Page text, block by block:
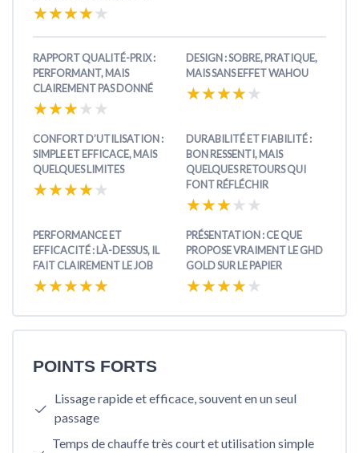
★★★★★
★★★★★
RAPPORT QUALITÉ-PRIX :
PERFORMANT, MAIS
CLAIREMENT PAS DONNÉ
★★★★★
★★★★★
DESIGN : SOBRE, PRATIQUE,
MAIS SANS EFFET WAHOU
★★★★★
★★★★★
CONFORT D’UTILISATION :
SIMPLE ET EFFICACE, MAIS
QUELQUES LIMITES
★★★★★
★★★★★
DURABILITÉ ET FIABILITÉ :
BON RESSENTI, MAIS
QUELQUES RETOURS QUI
FONT RÉFLÉCHIR
★★★★★
★★★★★
PERFORMANCE ET
EFFICACITÉ : LÀ-DESSUS, IL
FAIT CLAIREMENT LE JOB
★★★★★
★★★★★
PRÉSENTATION : CE QUE
PROPOSE VRAIMENT LE GHD
GOLD SUR LE PAPIER
★★★★★
★★★★★
POINTS FORTS
Lissage rapide et efficace, souvent en un seul
passage
Temps de chauffe très court et utilisation simple